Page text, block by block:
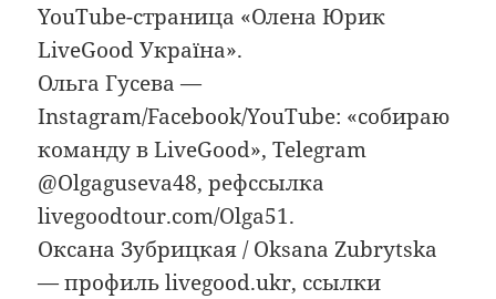
YouTube-страница «Олена Юрик
LiveGood Україна».
Ольга Гусева —
Instagram/Facebook/YouTube: «собираю
команду в LiveGood», Telegram
@Olgaguseva48, рефссылка
livegoodtour.com/Olga51.
Оксана Зубрицкая / Oksana Zubrytska
— профиль livegood.ukr, ссылки